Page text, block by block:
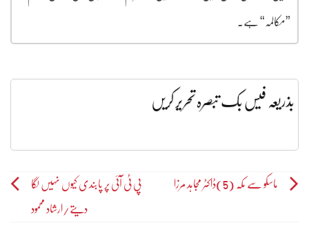
”مکالمہ“ ہے۔
بذریعہ فیس بک تبصرہ تحریر کریں
Postماسکو سے مکّہ (5)ڈاکٹر مجاہد مرزا پی ٹی آئی پر پابندی کیوں نہیں لگا
دیتے/ارشاد محمود